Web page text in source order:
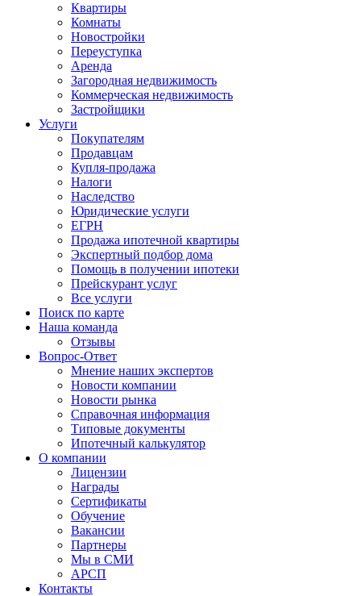
Квартиры
Комнаты
Новостройки
Переуступка
Аренда
Загородная недвижимость
Коммерческая недвижимость
Застройщики
Услуги
Покупателям
Продавцам
Купля-продажа
Налоги
Наследство
Юридические услуги
ЕГРН
Продажа ипотечной квартиры
Экспертный подбор дома
Помощь в получении ипотеки
Прейскурант услуг
Все услуги
Поиск по карте
Наша команда
Отзывы
Вопрос-Ответ
Мнение наших экспертов
Новости компании
Новости рынка
Справочная информация
Типовые документы
Ипотечный калькулятор
О компании
Лицензии
Награды
Сертификаты
Обучение
Вакансии
Партнеры
Мы в СМИ
АРСП
Контакты